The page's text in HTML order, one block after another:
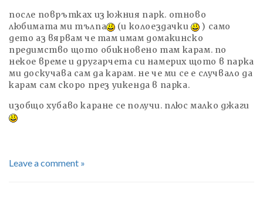
после поврътках из южния парк. отново
любимата ми тълпа
(и колоездачки
) само
дето аз вярвам че там имам домакинско
предимство щото обикновено там карам. по
некое време и другарчета си намерих щото в парка
ми доскучава сам да карам. не че ми се е случвало да
карам сам скоро през уикенда в парка.
изобщо хубаво каране се получи. плюс малко джаги
Leave a comment »